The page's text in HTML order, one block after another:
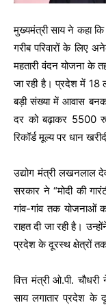
मुख्यमंत्री साय ने कहा
गरीब परिवारों के लिए
महतारी वंदन योजना के
जा रही है। प्रदेश में 18
बड़ी संख्या में आवास
दर को बढ़ाकर 5500
रिकॉर्ड मूल्य पर धान
उद्योग मंत्री लखनलाल
सरकार ने “मोदी की
गांव-गांव तक योजनाओं
राहत दी जा रही है।
प्रदेश के दूरस्थ क्षेत्रों
वित्त मंत्री ओ.पी.
साय लगातार प्रदेश के